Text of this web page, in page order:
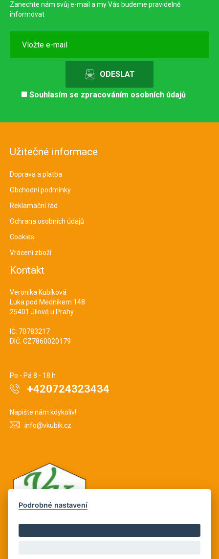
Zanechte nám svůj e-mail a my Vás budeme pravidelně
informovat
Souhlasím se zpracováním osobních údajů
Užitečné informace
Doprava a platba
Obchodní podmínky
Reklamační řád
Ochrana osobních údajů
Cookies
Vrácení zboží
Kontakt
Veronika Kubíková
Luka pod Medníkem 148
25401 Jílové u Prahy
IČ: 70783217
DIČ: CZ7860020179
Po - Pá 8 - 18 h
+420724323434
Napište nám kdykoliv!
info@vkubik.cz
Podrobné nastavení